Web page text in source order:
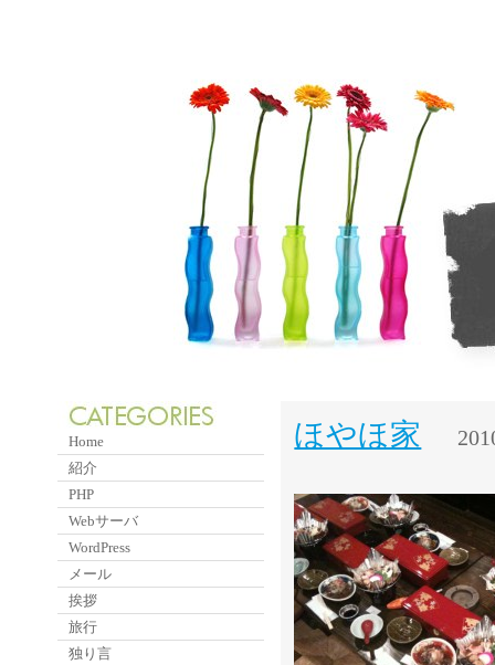
ほやほ家
Home
紹介
PHP
Webサーバ
WordPress
メール
挨拶
旅行
独り言